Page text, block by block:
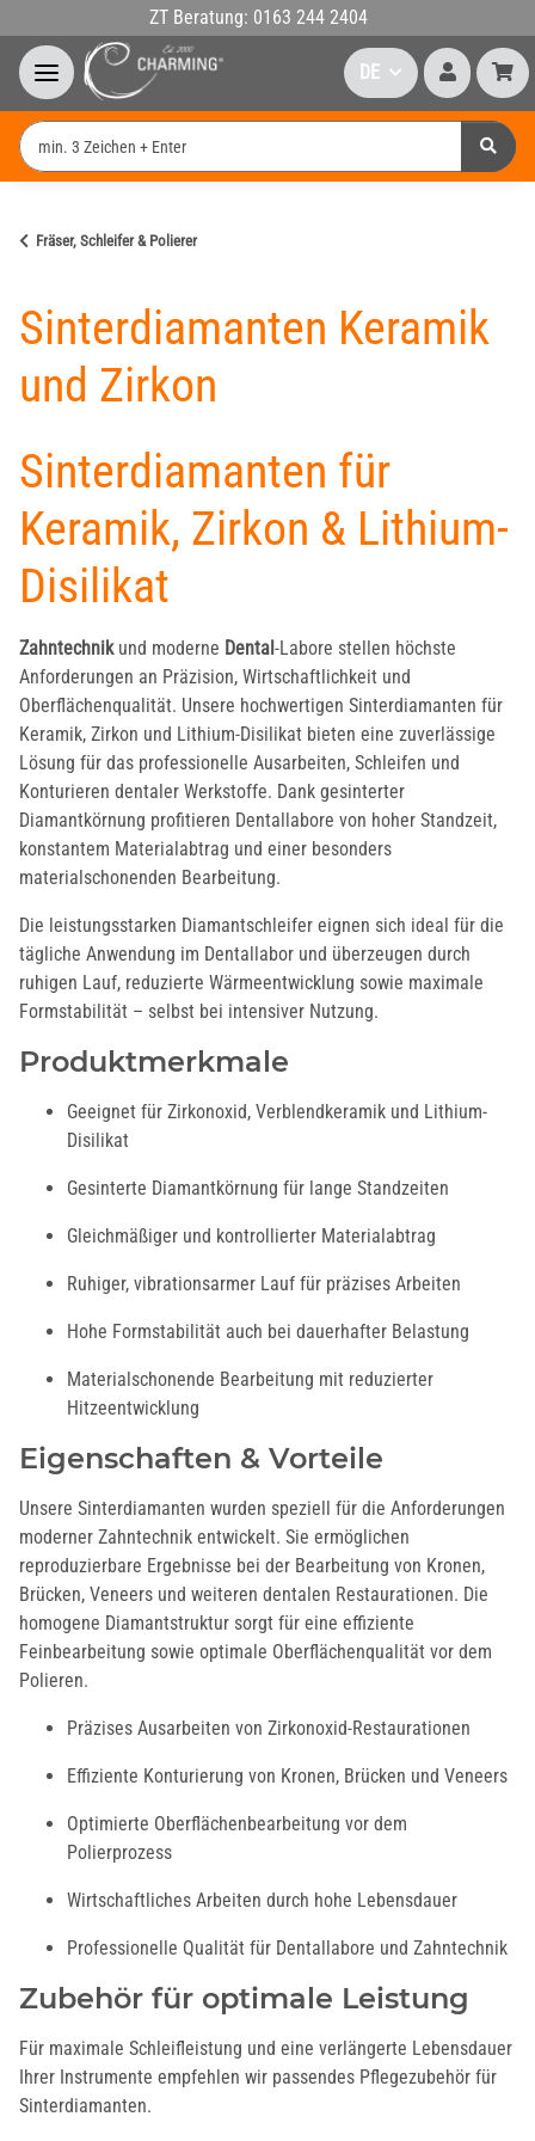
ZT Beratung: 0163 244 2404
DE
Fräser, Schleifer & Polierer
Sinterdiamanten Keramik
und Zirkon
Sinterdiamanten für
Keramik, Zirkon & Lithium-
Disilikat
Zahntechnikund moderne Dental-Labore stellen höchste
Anforderungen an Präzision, Wirtschaftlichkeit und
Oberflächenqualität. Unsere hochwertigen Sinterdiamanten für
Keramik, Zirkon und Lithium-Disilikat bieten eine zuverlässige
Lösung für das professionelle Ausarbeiten, Schleifen und
Konturieren dentaler Werkstoffe. Dank gesinterter
Diamantkörnung profitieren Dentallabore von hoher Standzeit,
konstantem Materialabtrag und einer besonders
materialschonenden Bearbeitung.
Die leistungsstarken Diamantschleifer eignen sich ideal für die
tägliche Anwendung im Dentallabor und überzeugen durch
ruhigen Lauf, reduzierte Wärmeentwicklung sowie maximale
Formstabilität – selbst bei intensiver Nutzung.
Produktmerkmale
Geeignet für Zirkonoxid, Verblendkeramik und Lithium-
Disilikat
Gesinterte Diamantkörnung für lange Standzeiten
Gleichmäßiger und kontrollierter Materialabtrag
Ruhiger, vibrationsarmer Lauf für präzises Arbeiten
Hohe Formstabilität auch bei dauerhafter Belastung
Materialschonende Bearbeitung mit reduzierter
Hitzeentwicklung
Eigenschaften & Vorteile
Unsere Sinterdiamanten wurden speziell für die Anforderungen
moderner Zahntechnik entwickelt. Sie ermöglichen
reproduzierbare Ergebnisse bei der Bearbeitung von Kronen,
Brücken, Veneers und weiteren dentalen Restaurationen. Die
homogene Diamantstruktur sorgt für eine effiziente
Feinbearbeitung sowie optimale Oberflächenqualität vor dem
Polieren.
Präzises Ausarbeiten von Zirkonoxid-Restaurationen
Effiziente Konturierung von Kronen, Brücken und Veneers
Optimierte Oberflächenbearbeitung vor dem
Polierprozess
Wirtschaftliches Arbeiten durch hohe Lebensdauer
Professionelle Qualität für Dentallabore und Zahntechnik
Zubehör für optimale Leistung
Für maximale Schleifleistung und eine verlängerte Lebensdauer
Ihrer Instrumente empfehlen wir passendes Pflegezubehör für
Sinterdiamanten.